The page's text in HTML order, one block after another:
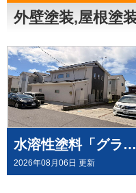
外壁塗装,屋根塗
水溶性塗料「グランデ無機」を、屋根・外壁塗装（外壁はデコラトーン工法）にて施工させていただきました（大崎市古川）
2026年08月06日 更新